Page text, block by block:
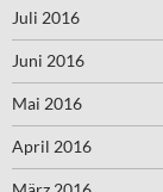
Juli 2016
Juni 2016
Mai 2016
April 2016